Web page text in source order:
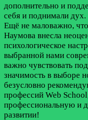
дополнительно и
себя и поднимали дух.
Ещё не маловажно,
Наумова внесла
психологическое
выбранной нами
важно чувствовать
значимость в выборе
безусловно
профессий Web
профессиональную и
развитии!